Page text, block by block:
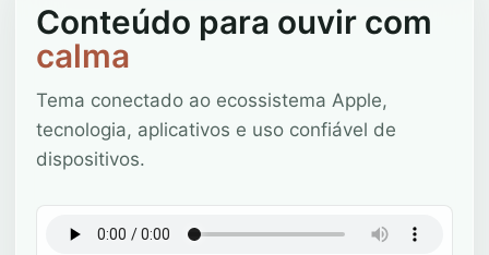
Conteúdo para ouvir com
calma
Tema conectado ao ecossistema Apple,
tecnologia, aplicativos e uso confiável de
dispositivos.